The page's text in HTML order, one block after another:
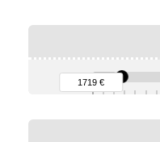
90 €1719 €